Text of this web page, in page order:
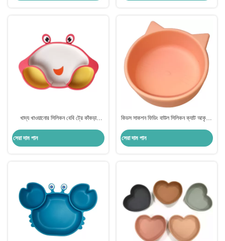
খাদ্য খাওয়ানোর সিলিকন বেবি ট্রে কাঁকড়া
সেরা দাম পান
কিডস সাকশন ফিডিং বাউল সিলিকন ক্যাট আকৃতির
সেরা দাম পান